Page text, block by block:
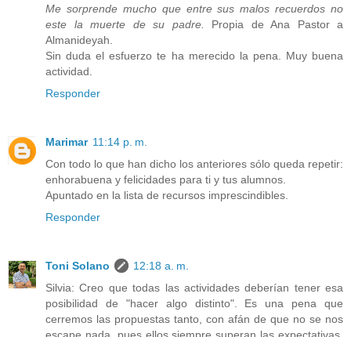
Me sorprende mucho que entre sus malos recuerdos no
este la muerte de su padre. Propia de Ana Pastor a
Almanideyah.
Sin duda el esfuerzo te ha merecido la pena. Muy buena
actividad.
Responder
Marimar 11:14 p. m.
Con todo lo que han dicho los anteriores sólo queda repetir:
enhorabuena y felicidades para ti y tus alumnos.
Apuntado en la lista de recursos imprescindibles.
Responder
Toni Solano
12:18 a. m.
Silvia: Creo que todas las actividades deberían tener esa
posibilidad de "hacer algo distinto". Es una pena que
cerremos las propuestas tanto, con afán de que no se nos